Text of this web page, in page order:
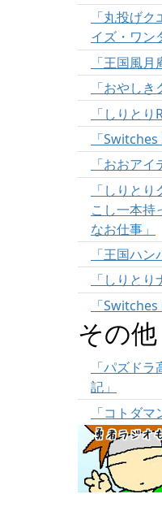
「丸投げ
イズ・ワン
「王国風月
「おやしき
「しりとり
「Switches
「おおアイ
「しりと
こし一本持
なお仕事」
「王国ハン
「しりとり
「Switches
その他
「パズド
記」
「コトダ